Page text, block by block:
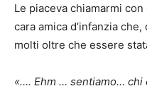
Le piaceva chiamarmi
cara amica d’infanzia
molti oltre che essere
«…. Ehm … sentiamo… chi